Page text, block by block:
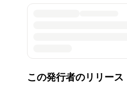
この発行者のリリース